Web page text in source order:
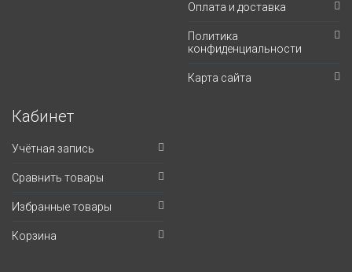
Оплата и доставка
Политика
конфиденциальности
Карта сайта
Кабинет
Учётная запись
Сравнить товары
Избранные товары
Корзина